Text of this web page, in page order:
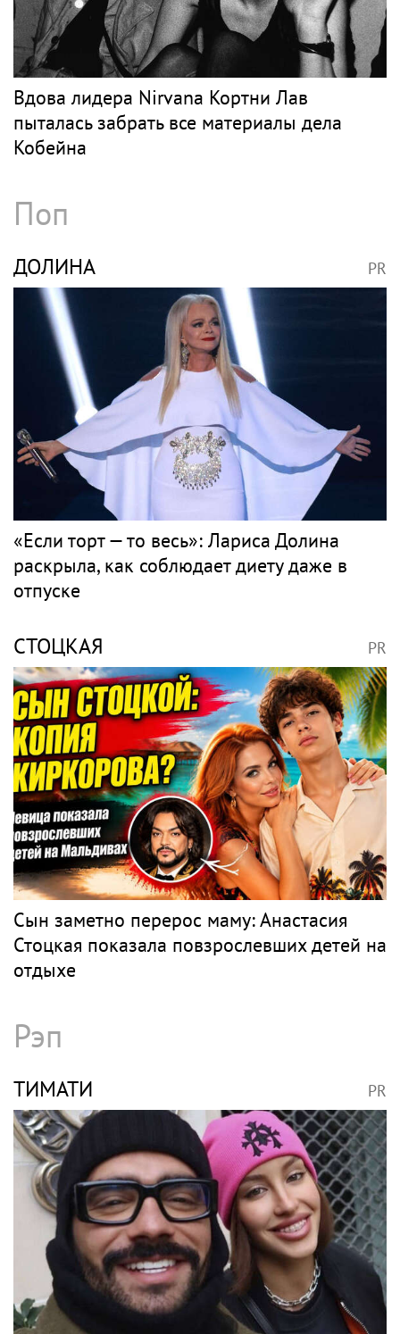
Вдова лидера Nirvana Кортни Лав
пыталась забрать все материалы дела
Кобейна
Поп
ДОЛИНА PR
«Если торт — то весь»: Лариса Долина
раскрыла, как соблюдает диету даже в
отпуске
СТОЦКАЯ PR
Сын заметно перерос маму: Анастасия
Стоцкая показала повзрослевших детей на
отдыхе
Рэп
ТИМАТИ PR